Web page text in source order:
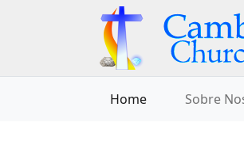
Home Sobre